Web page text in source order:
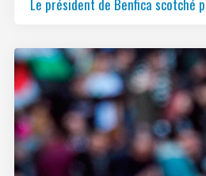
Le président de Benfica scotché